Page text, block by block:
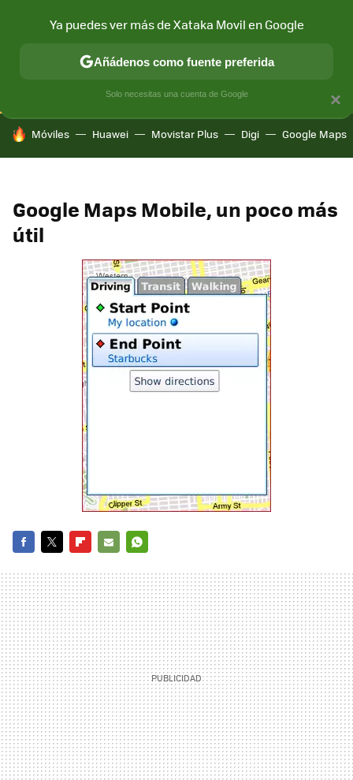
CONECTIVIDAD MÓVIL Y SOCIEDAD APLICACIONES
HOY SE HABLA DE
Móviles Huawei Movistar Plus Digi Google Maps
Google Maps Mobile, un poco más
útil
MAIL
×
Ya puedes ver más de Xataka Movil en Google
Añádenos como fuente preferida
Solo necesitas una cuenta de Google